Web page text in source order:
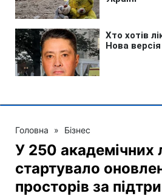
Головна » Бізнес
У 250 академічних
стартувало
просторів за